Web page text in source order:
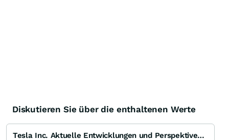
Diskutieren Sie über die enthaltenen Werte
Tesla Inc. Aktuelle Entwicklungen und Perspektiven des Pioniers der Elektromobilität